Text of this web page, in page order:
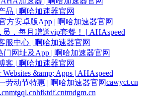
品 | 啊哈加速器官网
方安卓版App | 啊哈加速器官网
，每月赠送vip套餐！ | AHAspeed
服中心 | 啊哈加速器官网
门网址及App | 啊哈加速器官网
客 | 啊哈加速器官网
Websites &amp; Apps | AHAspeed
劳动节特惠 | 啊哈加速器官网cawyct.cn
mtgql.cnhfktdf.cntmdgm.cn